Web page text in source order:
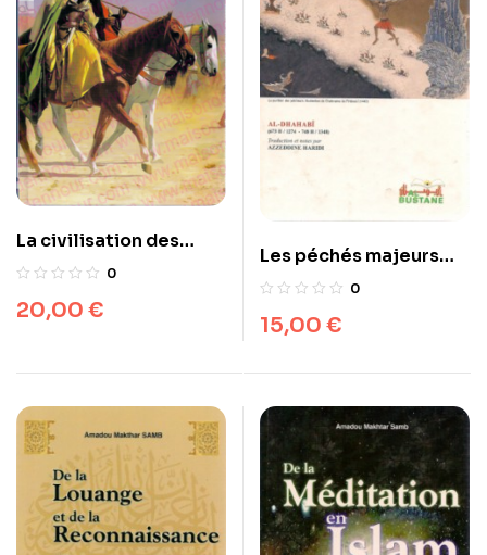
La civilisation des
Arabes
0
20,00 €
Les péchés majeurs
dans l’Islam
0
15,00 €